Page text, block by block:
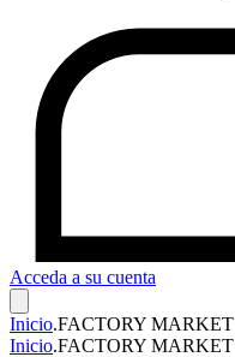
Acceda a su cuenta
Inicio.FACTORY MARKET
Inicio.FACTORY MARKET